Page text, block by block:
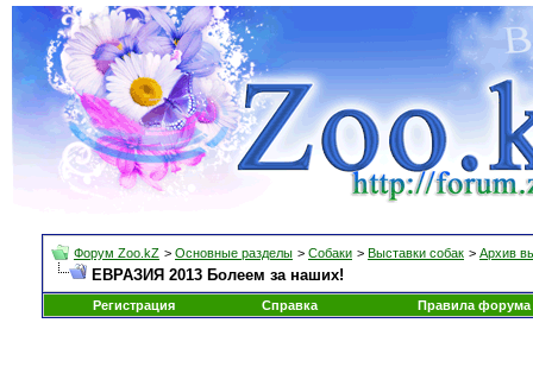
Форум Zoo.kZ > Основные разделы > Собаки > Выставки собак > Архив
ЕВРАЗИЯ 2013 Болеем за наших!
Регистрация Справка Правила форума